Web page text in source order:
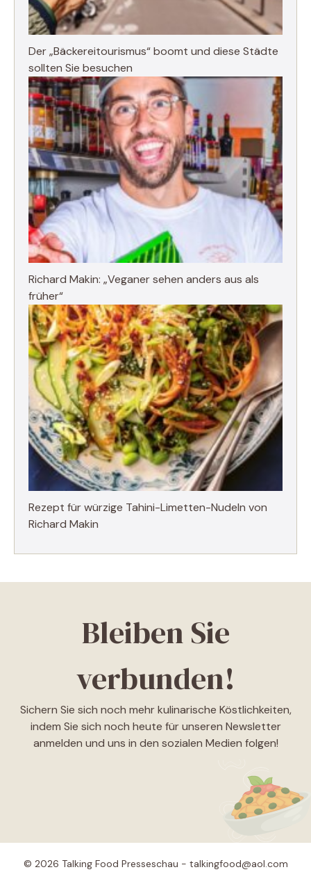
Der „Bäckereitourismus“ boomt und diese Städte
sollten Sie besuchen
Richard Makin: „Veganer sehen anders aus als
früher“
Rezept für würzige Tahini-Limetten-Nudeln von
Richard Makin
Bleiben Sie
verbunden!
Sichern Sie sich noch mehr kulinarische Köstlichkeiten,
indem Sie sich noch heute für unseren Newsletter
anmelden und uns in den sozialen Medien folgen!
© 2026 Talking Food Presseschau - talkingfood@aol.com